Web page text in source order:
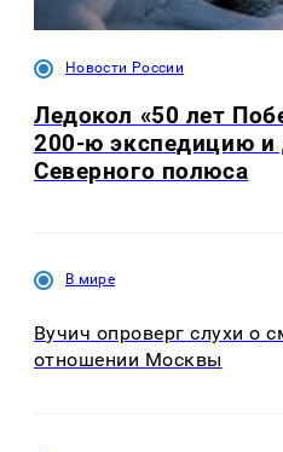
Новости России
Ледокол «50 лет
200-ю экспедицию
Северного полюса
В мире
Вучич опроверг слухи о
отношении Москвы